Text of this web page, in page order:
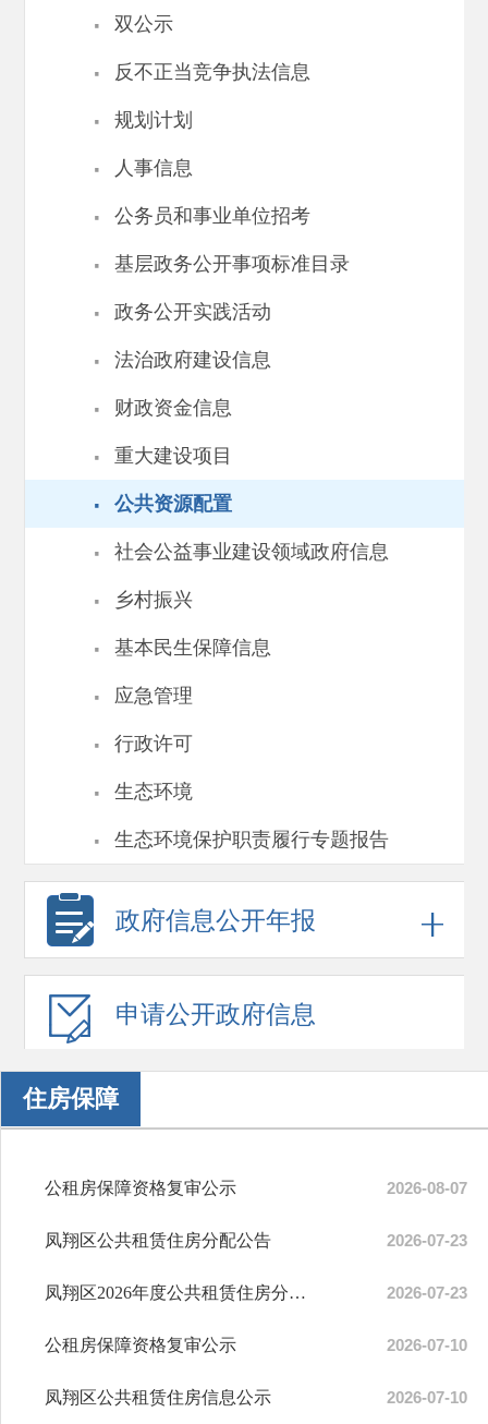
· 双公示
· 反不正当竞争执法信息
· 规划计划
· 人事信息
· 公务员和事业单位招考
· 基层政务公开事项标准目录
· 政务公开实践活动
· 法治政府建设信息
· 财政资金信息
· 重大建设项目
· 公共资源配置
· 社会公益事业建设领域政府信息
· 乡村振兴
· 基本民生保障信息
· 应急管理
· 行政许可
· 生态环境
· 生态环境保护职责履行专题报告
政府信息公开年报
申请公开政府信息
住房保障
公租房保障资格复审公示 2026-08-07
凤翔区公共租赁住房分配公告 2026-07-23
凤翔区2026年度公共租赁住房分配入住信息 2026-07-23
公租房保障资格复审公示 2026-07-10
凤翔区公共租赁住房信息公示 2026-07-10